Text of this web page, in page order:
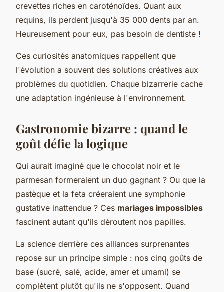
crevettes riches en caroténoïdes. Quant aux
requins, ils perdent jusqu'à 35 000 dents par an.
Heureusement pour eux, pas besoin de dentiste !
Ces curiosités anatomiques rappellent que
l'évolution a souvent des solutions créatives aux
problèmes du quotidien. Chaque bizarrerie cache
une adaptation ingénieuse à l'environnement.
Gastronomie bizarre : quand le
goût défie la logique
Qui aurait imaginé que le chocolat noir et le
parmesan formeraient un duo gagnant ? Ou que la
pastèque et la feta créeraient une symphonie
gustative inattendue ? Ces mariages impossibles
fascinent autant qu'ils déroutent nos papilles.
La science derrière ces alliances surprenantes
repose sur un principe simple : nos cinq goûts de
base (sucré, salé, acide, amer et umami) se
complètent plutôt qu'ils ne s'opposent. Quand